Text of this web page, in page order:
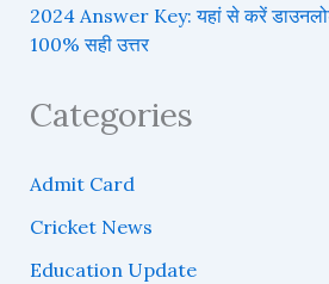
2024 Answer Key: यहां से करें
100% सही उत्तर
Categories
Admit Card
Cricket News
Education Update